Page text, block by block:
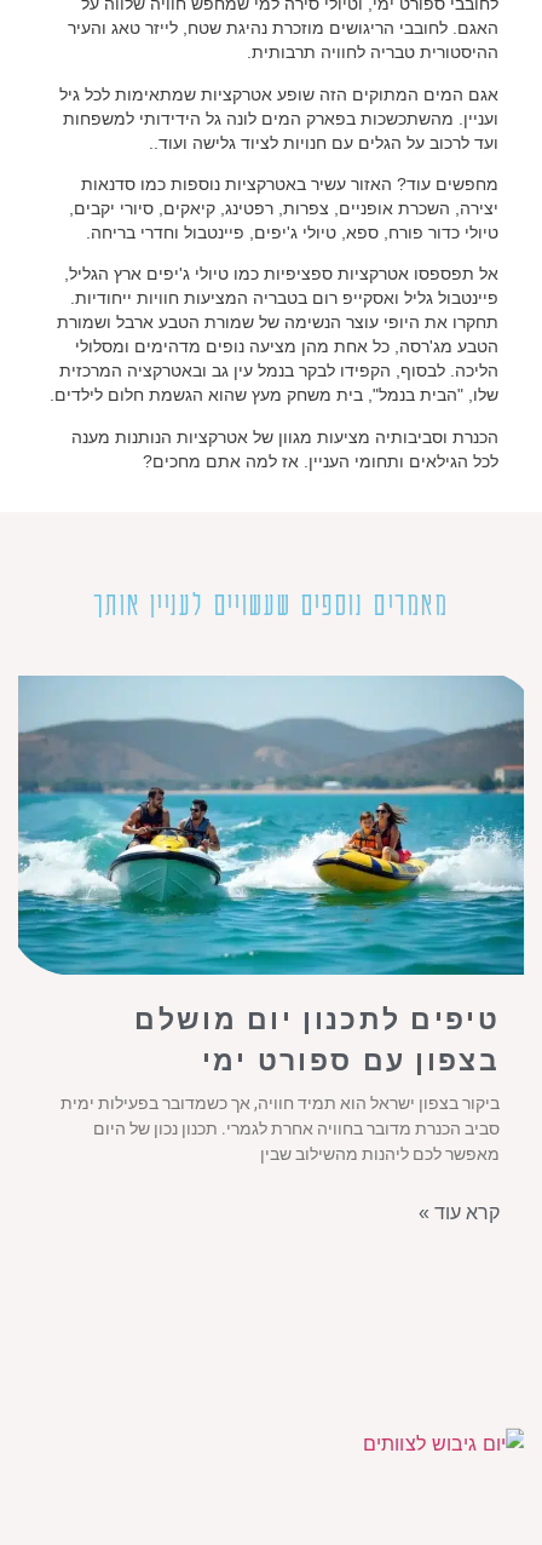
לחובבי ספורט ימי, וטיולי סירה למי שמחפש חוויה שלווה על
האגם. לחובבי הריגושים מוזכרת נהיגת שטח, לייזר טאג והעיר
ההיסטורית טבריה לחוויה תרבותית.
אגם המים המתוקים הזה שופע אטרקציות שמתאימות לכל גיל
ועניין. מהשתכשכות בפארק המים לונה גל הידידותי למשפחות
ועד לרכוב על הגלים עם חנויות לציוד גלישה ועוד..
מחפשים עוד?האזור עשיר באטרקציות נוספות כמו סדנאות
יצירה, השכרת אופניים, צפרות, רפטינג, קיאקים, סיורי יקבים,
טיולי כדור פורח, ספא, טיולי ג'יפים, פיינטבול וחדרי בריחה.
אל תפספסו אטרקציות ספציפיות כמו טיולי ג'יפים ארץ הגליל,
פיינטבול גליל ואסקייפ רום בטבריה המציעות חוויות ייחודיות.
תחקרו את היופי עוצר הנשימה של שמורת הטבע ארבל ושמורת
הטבע מג'רסה, כל אחת מהן מציעה נופים מדהימים ומסלולי
הליכה. לבסוף, הקפידו לבקר בנמל עין גב ובאטרקציה המרכזית
שלו, "הבית בנמל", בית משחק מעץ שהוא הגשמת חלום לילדים.
הכנרת וסביבותיה מציעות מגוון של אטרקציות הנותנות מענה
לכל הגילאים ותחומי העניין. אז למה אתם מחכים?
מאמרים נוספים שעשויים לעניין אותך
טיפים לתכנון יום מושלם
בצפון עם ספורט ימי
ביקור בצפון ישראל הוא תמיד חוויה, אך כשמדובר בפעילות ימית
סביב הכנרת מדובר בחוויה אחרת לגמרי. תכנון נכון של היום
מאפשר לכם ליהנות מהשילוב שבין
קרא עוד »